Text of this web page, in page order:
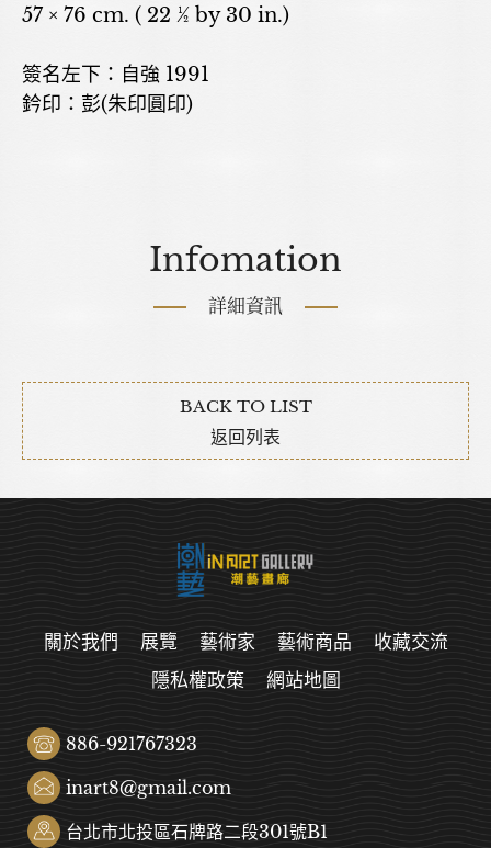
57 × 76 cm. ( 22 ½ by 30 in.)
簽名左下：自強 1991
鈐印：彭(朱印圓印)
Infomation
詳細資訊
BACK TO LIST
返回列表
關於我們 展覽 藝術家 藝術商品
收藏交流
隱私權政策
網站地圖
886-921767323
inart8@gmail.com
台北市北投區石牌路二段301號B1